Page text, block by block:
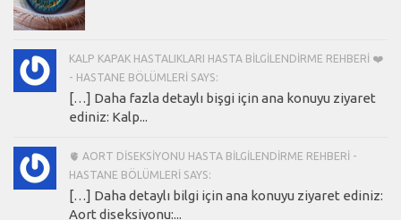
KALP KAPAK HASTALIKLARI HASTA BILGILENDIRME REHBERI ❤️
- HASTANE BÖLÜMLERI SAYS:
[…] Daha fazla detaylı bişgi için ana konuyu ziyaret
ediniz: Kalp...
🫀 AORT DISEKSIYONU HASTA BILGILENDIRME REHBERI -
HASTANE BÖLÜMLERI SAYS:
[…] Daha detaylı bilgi için ana konuyu ziyaret ediniz:
Aort diseksiyonu:...